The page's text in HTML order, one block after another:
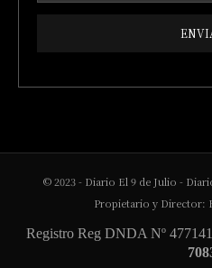
© 2023 - Diario El 9 de Julio -
Propietario y Director:
Registro Reg DNDA Nº